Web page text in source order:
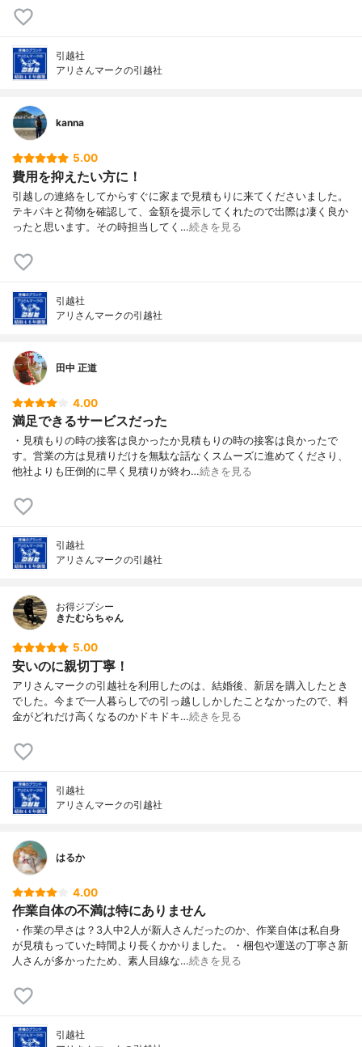
引越社
アリさんマークの引越社
kanna
5.00
費用を抑えたい方に！
引越しの連絡をしてからすぐに家まで見積もりに来てくださいました。
テキパキと荷物を確認して、金額を提示してくれたので出際は凄く良か
ったと思います。その時担当してく…続きを見る
引越社
アリさんマークの引越社
田中 正道
4.00
満足できるサービスだった
・見積もりの時の接客は良かったか見積もりの時の接客は良かったで
す。営業の方は見積りだけを無駄な話なくスムーズに進めてくださり、
他社よりも圧倒的に早く見積りが終わ…続きを見る
引越社
アリさんマークの引越社
お得ジプシー
きたむらちゃん
5.00
安いのに親切丁寧！
アリさんマークの引越社を利用したのは、結婚後、新居を購入したとき
でした。今まで一人暮らしでの引っ越ししかしたことなかったので、料
金がどれだけ高くなるのかドキドキ…続きを見る
引越社
アリさんマークの引越社
はるか
4.00
作業自体の不満は特にありません
・作業の早さは？3人中2人が新人さんだったのか、作業自体は私自身
が見積もっていた時間より長くかかりました。・梱包や運送の丁寧さ新
人さんが多かったため、素人目線な…続きを見る
引越社